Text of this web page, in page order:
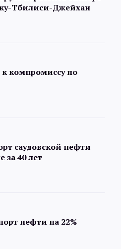
Тбилиси-Джейхан
компромиссу по
саудовской нефти
за 40 лет
нефти на 22%